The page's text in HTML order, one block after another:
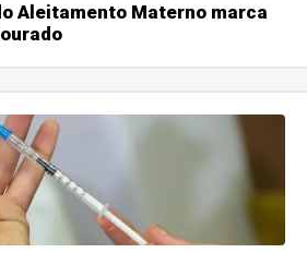
Aleitamento Materno marca